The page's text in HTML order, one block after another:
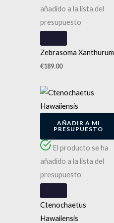
añadido a la lista del
presupuesto
Zebrasoma Xanthurum
€189.00
AÑADIR A MI
PRESUPUESTO
El producto se ha
añadido a la lista del
presupuesto
Ctenochaetus
Hawaiiensis